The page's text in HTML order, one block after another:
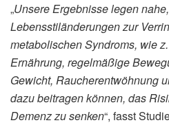
„Unsere Ergebnisse legen
Lebensstiländerungen zur
metabolischen Syndroms, wie
Ernährung, regelmäßige
Gewicht, Raucherentwöhnung
dazu beitragen können, das
Demenz zu senken“, fasst